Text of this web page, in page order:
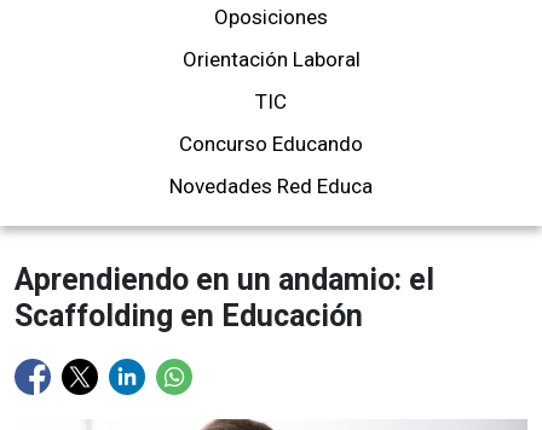
Oposiciones
Orientación Laboral
TIC
Concurso Educando
Novedades Red Educa
Aprendiendo en un andamio: el
Scaffolding en Educación